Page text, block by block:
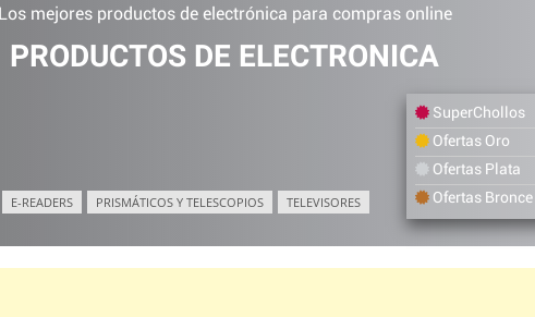
Los mejores productos de electrónica para compras online
PRODUCTOS DE ELECTRONICA
E-READERS PRISMÁTICOS Y TELESCOPIOS TELEVISORES
SuperChollos
Ofertas Oro
Ofertas Plata
Ofertas Bronce